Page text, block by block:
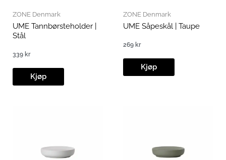
ZONE Denmark
UME Tannbørsteholder |
Stål
339 kr
Kjøp
ZONE Denmark
UME Såpeskål | Taupe
269 kr
Kjøp